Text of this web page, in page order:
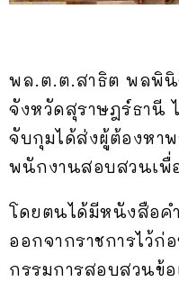
พล.ต.ต.สาธิต พลพินิ
จังหวัดสุราษฎร์ธานี
จับกุมได้ส่งผู้ต้องหา
พนักงานสอบสวนเพื่
โดยตนได้มีหนังสือค
ออกจากราชการไว้
กรรมการสอบสวนข้